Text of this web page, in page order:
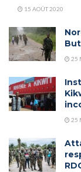
15 AOÛT 2020
25
25